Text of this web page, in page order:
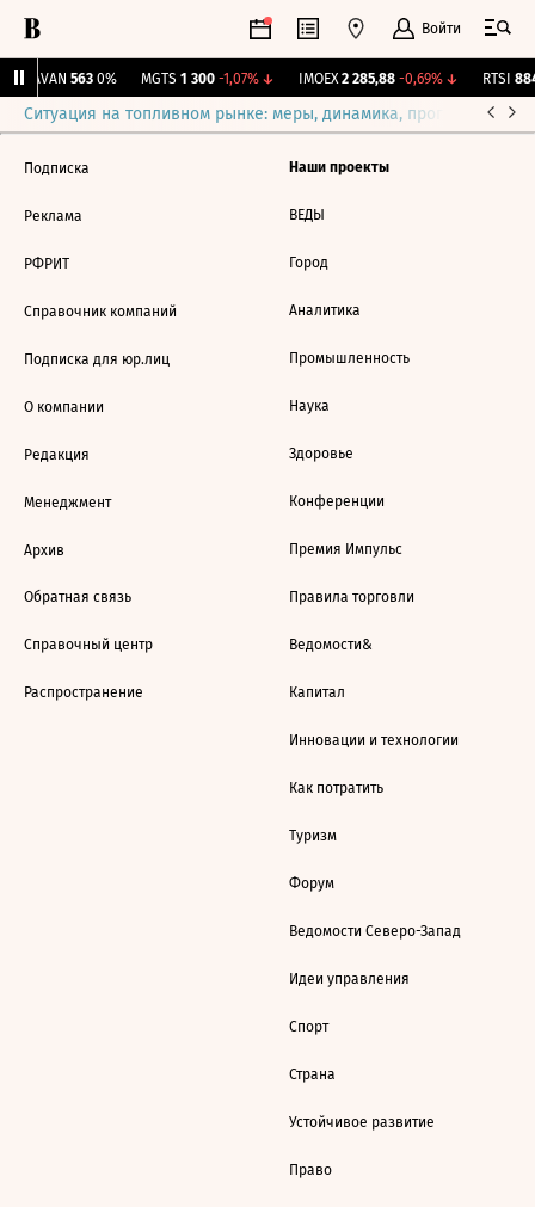
Войти
AVAN 563 0% MGTS 1 300 -1,07%↓ IMOEX 2 285,88 -0,69%↓ RTSI
Ситуация на топливном рынке: меры, динамика, прогнозы
Подписка
Реклама
РФРИТ
Справочник компаний
Подписка для юр.лиц
О компании
Редакция
Менеджмент
Архив
Обратная связь
Справочный центр
Распространение
Наши проекты
ВЕДЫ
Город
Аналитика
Промышленность
Наука
Здоровье
Конференции
Премия Импульс
Правила торговли
Ведомости&
Капитал
Инновации и технологии
Как потратить
Туризм
Форум
Ведомости Северо-Запад
Идеи управления
Спорт
Страна
Устойчивое развитие
Право